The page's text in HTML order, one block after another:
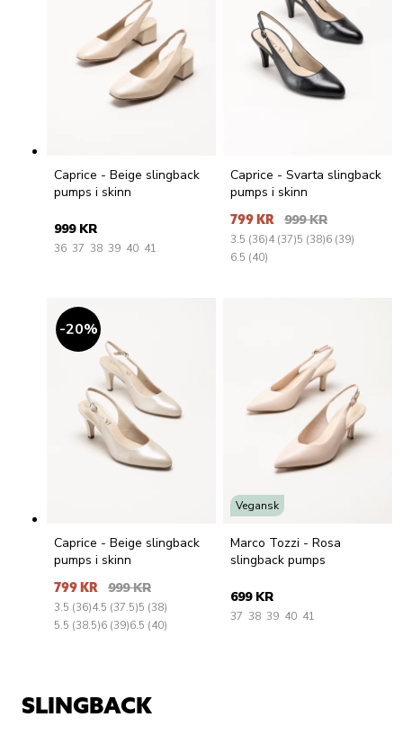
Caprice - Beige slingback
pumps i skinn
999 KR
36 37 38 39 40 41
Caprice - Svarta slingback
pumps i skinn
799 KR 999 KR
3.5 (36)4 (37)5 (38)6 (39)
6.5 (40)
20%
Caprice - Beige slingback
pumps i skinn
799 KR 999 KR
3.5 (36)4.5 (37.5)5 (38)
5.5 (38.5)6 (39)6.5 (40)
Vegansk
Marco Tozzi - Rosa
slingback pumps
699 KR
37 38 39 40 41
SLINGBACK